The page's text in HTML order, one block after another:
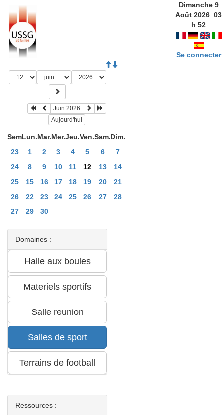
Dimanche 9
Août 2026 03
h52
Se connecter
Juin 2026
Aujourd'hui
SemLun.Mar.Mer.Jeu.Ven.Sam.Dim.
23
1 2 3 4 5 6
7
24
8 9 10 11 12 13
14
25
15 16 17 18 19 20
21
26
22 23 24 25 26 27
28
27
29 30
Domaines :
Ressources :